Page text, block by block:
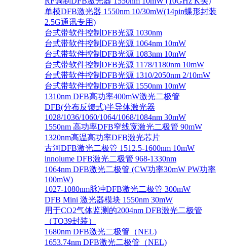
单模DFB激光器 1550nm 10/30mW(14pin蝶形封装
2.5G通讯专用)
台式带软件控制DFB光源 1030nm
台式带软件控制DFB光源 1064nm 10mW
台式带软件控制DFB光源 1083nm 10mW
台式带软件控制DFB光源 1178/1180nm 10mW
台式带软件控制DFB光源 1310/2050nm 2/10mW
台式带软件控制DFB光源 1550nm 10mW
1310nm DFB高功率400mW激光二极管
DFB(分布反馈式)半导体激光器
1028/1036/1060/1064/1068/1084nm 30mW
1550nm 高功率DFB窄线宽激光二极管 90mW
1320nm高温高功率DFB激光芯片
古河DFB激光二极管 1512.5-1600nm 10mW
innolume DFB激光二极管 968-1330nm
1064nm DFB激光二极管 (CW功率30mW PW功率
100mW)
1027-1080nm脉冲DFB激光二极管 300mW
DFB Mini 激光器模块 1550nm 30mW
用于CO2气体监测的2004nm DFB激光二极管
（TO39封装）
1680nm DFB激光二极管（NEL)
1653.74nm DFB激光二极管（NEL)